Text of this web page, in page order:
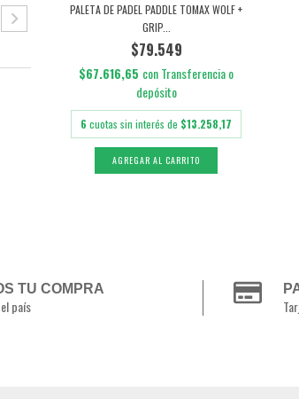
PALETA DE PADEL PADDLE TOMAX WOLF +
GRIP...
$79.549
$67.616,65 conTransferencia o
depósito
6 cuotas sin interés de $13.258,17
TU COMPRA
país